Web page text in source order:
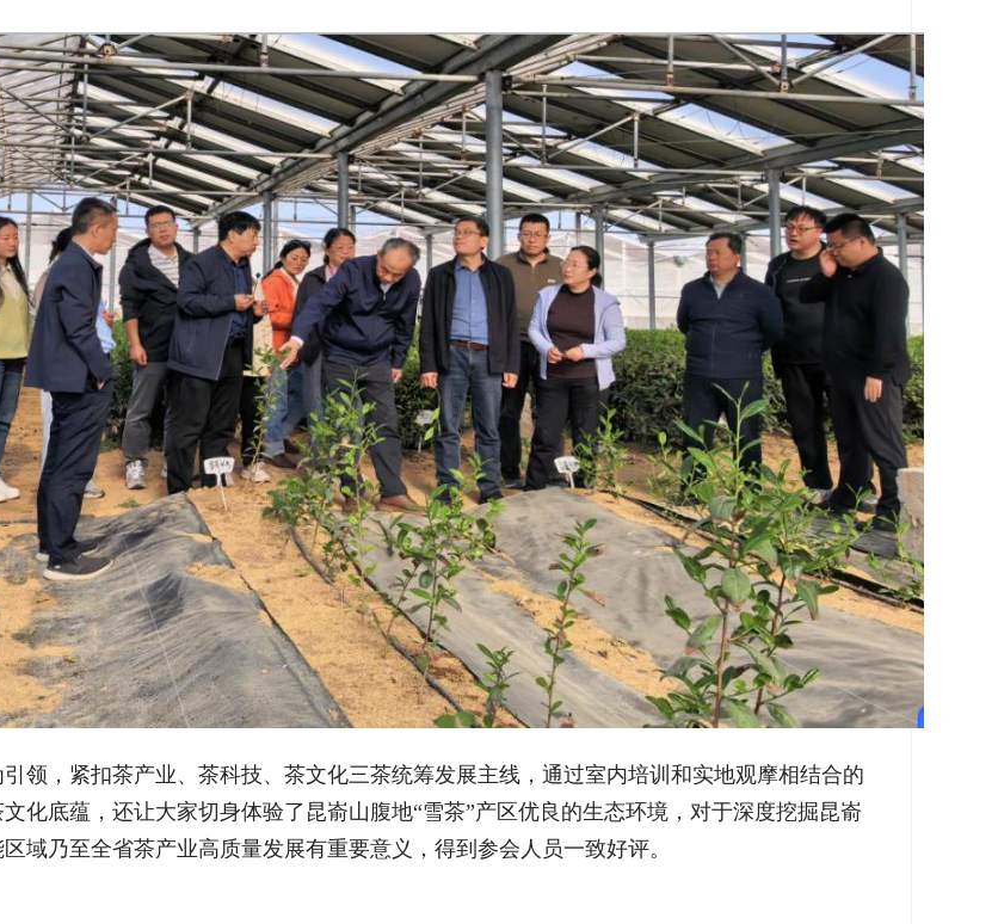
领，紧扣茶产业、茶科技、茶文化三茶统筹发展主线，通过室内培训和实地观摩相结合的
化底蕴，还让大家切身体验了昆嵛山腹地“雪茶”产区优良的生态环境，对于深度挖掘昆嵛
域乃至全省茶产业高质量发展有重要意义，得到参会人员一致好评。